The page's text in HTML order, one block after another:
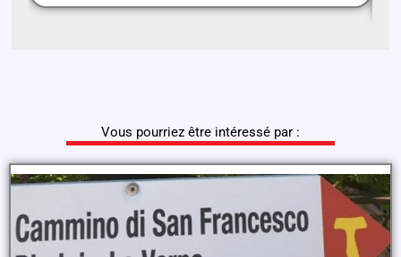
Vous pourriez être intéressé par :